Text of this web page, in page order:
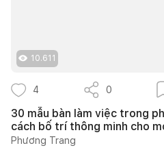
10.611
4 0
30 mẫu bàn làm việc trong
cách bố trí thông minh cho
Phương Trang